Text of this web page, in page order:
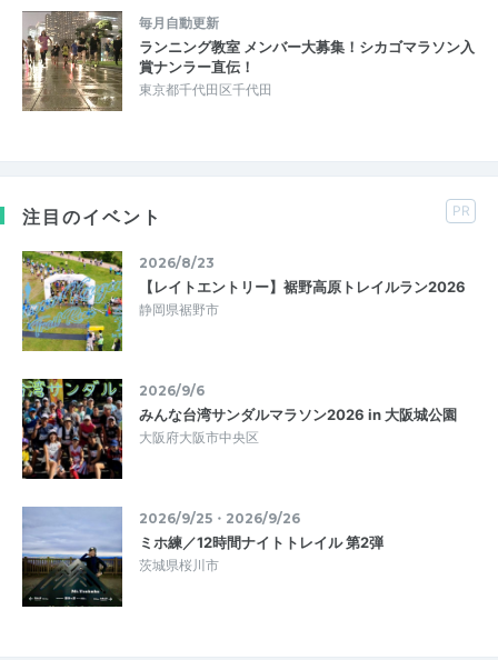
毎月自動更新
ランニング教室 メンバー大募集！シカゴマラソン入
賞ナンラー直伝！
東京都千代田区千代田
注目のイベント PR
2026/8/23
【レイトエントリー】裾野高原トレイルラン2026
静岡県裾野市
2026/9/6
みんな台湾サンダルマラソン2026 in 大阪城公園
大阪府大阪市中央区
2026/9/25・2026/9/26
ミホ練／12時間ナイトトレイル 第2弾
茨城県桜川市